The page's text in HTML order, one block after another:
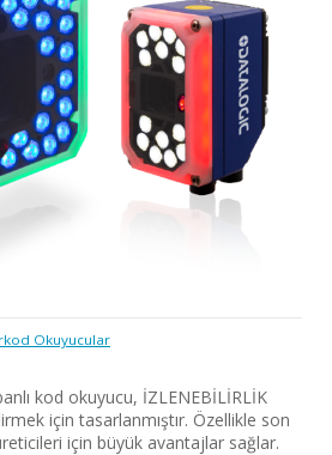
Okuyucular
kod okuyucu, İZLENEBİLİRLİK
için tasarlanmıştır. Özellikle son
için büyük avantajlar sağlar.